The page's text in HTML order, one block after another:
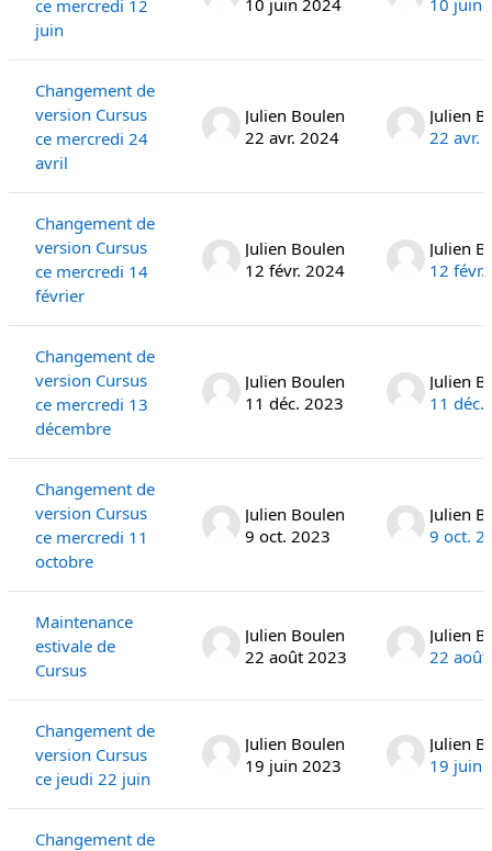
ce mercredi 12
juin
10 juin 2024 10 juin
Changement de
version Cursus
ce mercredi 24
avril
Julien Boulen
22 avr. 2024
Julien
22 avr.
Changement de
version Cursus
ce mercredi 14
février
Julien Boulen
12 févr. 2024
Julien
12 févr.
Changement de
version Cursus
ce mercredi 13
décembre
Julien Boulen
11 déc. 2023
Julien
11 déc.
Changement de
version Cursus
ce mercredi 11
octobre
Julien Boulen
9 oct. 2023
Julien
9 oct.
Maintenance
estivale de
Cursus
Julien Boulen
22 août 2023
Julien
22
Changement de
version Cursus
ce jeudi 22 juin
Julien Boulen
19 juin 2023
Julien
19 juin
Changement de